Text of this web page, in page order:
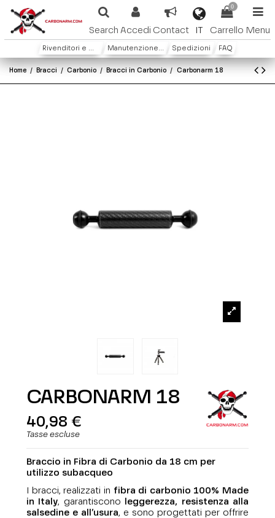
Search Accedi Contact IT
0
Carrello Menu
Rivenditori e Distributori Manutenzione e Garanzia Spedizioni FAQ
Home Bracci Carbonio Bracci in Carbonio Carbonarm 18
CARBONARM 18
40,98 €
Tasse escluse
Braccio in Fibra di Carbonio da 18 cm per
utilizzo subacqueo
I bracci, realizzati in fibra di carbonio 100% Made
in Italy, garantiscono
leggerezza, resistenza alla
salsedine e all’usura, e sono progettati per offrire